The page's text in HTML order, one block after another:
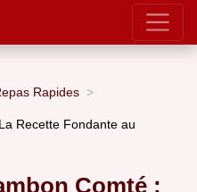
Rapides
Recette Fondante au
Comté :